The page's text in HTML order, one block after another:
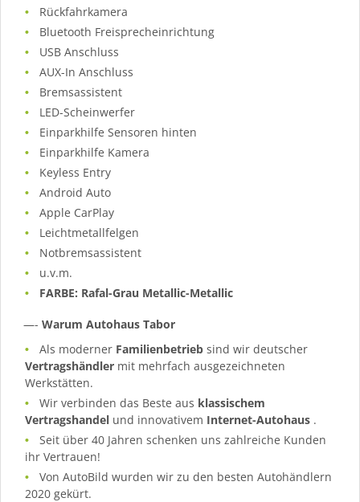
Rückfahrkamera
Bluetooth Freisprecheinrichtung
USB Anschluss
AUX-In Anschluss
Bremsassistent
LED-Scheinwerfer
Einparkhilfe Sensoren hinten
Einparkhilfe Kamera
Keyless Entry
Android Auto
Apple CarPlay
Leichtmetallfelgen
Notbremsassistent
u.v.m.
FARBE: Rafal-Grau Metallic-Metallic
—- Warum Autohaus Tabor
Als moderner Familienbetrieb sind wir deutscher
Vertragshändler mit mehrfach ausgezeichneten
Werkstätten.
Wir verbinden das Beste aus klassischem
Vertragshandel und innovativem Internet-Autohaus .
Seit über 40 Jahren schenken uns zahlreiche Kunden
ihr Vertrauen!
Von AutoBild wurden wir zu den besten Autohändlern
2020 gekürt.